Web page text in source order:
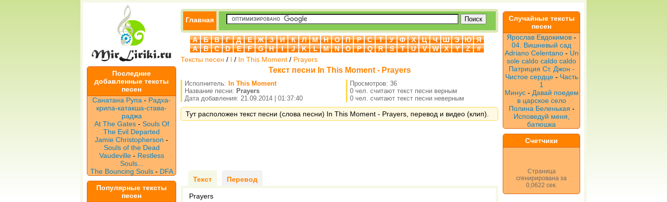
Последние
добавленные тексты
песен
Санатана Рупа - Радха-
крипа-катакша-става-
раджа
At The Gates- Souls Of
The Evil Departed
Jamie Christopherson -
Souls of the Dead
Vaudeville - Restless
Souls...
The Bouncing Souls- DFA
Популярные тексты
песен
Главная
А Б В Г Д Е Ж З И К Л М Н О П Р С Т У Ф Х Ц Ч Ш Э Ю
Я
A
B C D E F G H I J K L M N O P Q R S T U V W X Y Z
#
Тексты песен / I / In This Moment / Prayers
Текст песни In This Moment - Prayers
Исполнитель: In This Moment
Название песни: Prayers
Дата добавления: 21.09.2014 | 01:37:40
Просмотров: 36
0 чел. считают текст песни верным
0 чел. считают текст песни неверным
Тут расположен текст песни (слова песни) In This Moment - Prayers, перевод и видео (клип).
Текст Перевод
Prayers
Случайные тексты
песен
Ярослав Евдокимов -
04. Вишневый сад
Adriano Celentano- Un
sole caldo caldo caldo
Патриция Ст. Джон -
Чистое сердце- Часть
1
Минус- Давай поедем
в царское село
Полина Беленькая -
Исповедуй меня,
батюшка
Счетчики
Страница
сгенирирована за
0,0622 сек.